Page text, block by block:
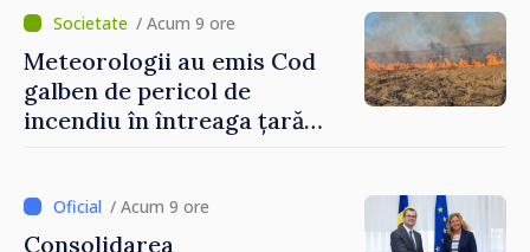
/ Acum 9 ore
Meteorologii au emis Cod
galben de pericol de
incendiu în întreaga țară
/ Acum 9 ore
Consolidarea